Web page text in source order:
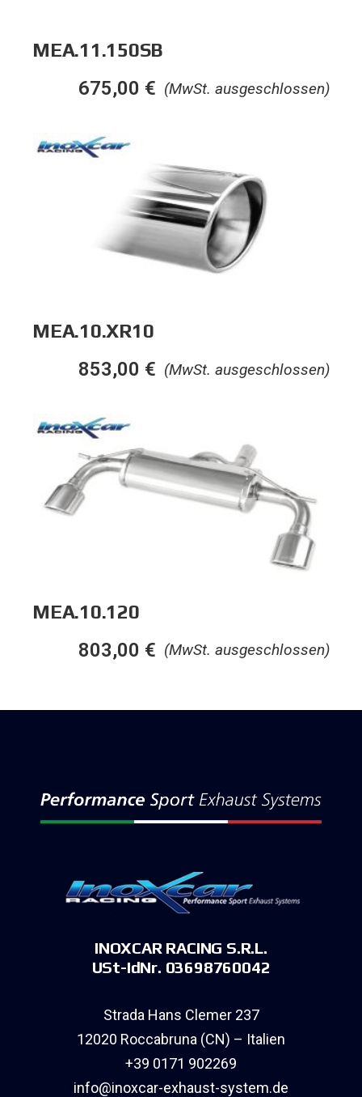
MEA.11.150SB
(MwSt. ausgeschlossen)
675,00 €
MEA.10.XR10
(MwSt. ausgeschlossen)
853,00 €
MEA.10.120
(MwSt. ausgeschlossen)
803,00 €
INOXCAR RACING S.R.L.
USt-IdNr. 03698760042
Strada Hans Clemer 237
12020 Roccabruna (CN) – Italien
+39 0171 902269
info@inoxcar-exhaust-system.de